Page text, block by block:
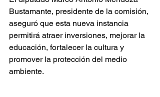
Bustamante, presidente de la comisión,
aseguró que esta nueva instancia
permitirá atraer inversiones, mejorar la
educación, fortalecer la cultura y
promover la protección del medio
ambiente.